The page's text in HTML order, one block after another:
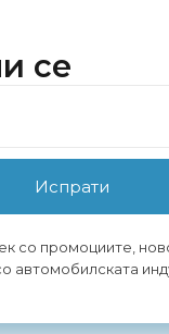
се
Испрати
со промоциите,
автомобилската